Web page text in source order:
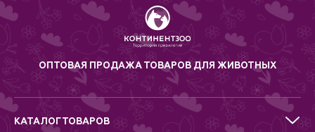
ОПТОВАЯ ПРОДАЖА ТОВАРОВ ДЛЯ ЖИВОТНЫХ
КАТАЛОГ ТОВАРОВ